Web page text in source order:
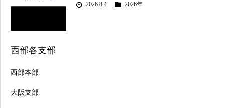
2026.8.4 2026年
西部各支部
西部本部
大阪支部